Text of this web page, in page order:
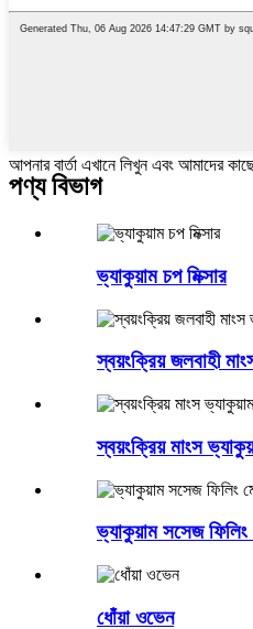
আপনার বার্তা এখানে লিখুন এবং আমাদের
পণ্য বিভাগ
ভ্যাকুয়াম চপ মিক্সার
স্বয়ংক্রিয় জলবাহী
স্বয়ংক্রিয় মাংস
ভ্যাকুয়াম সসেজ ফিলিং
ধোঁয়া ওভেন